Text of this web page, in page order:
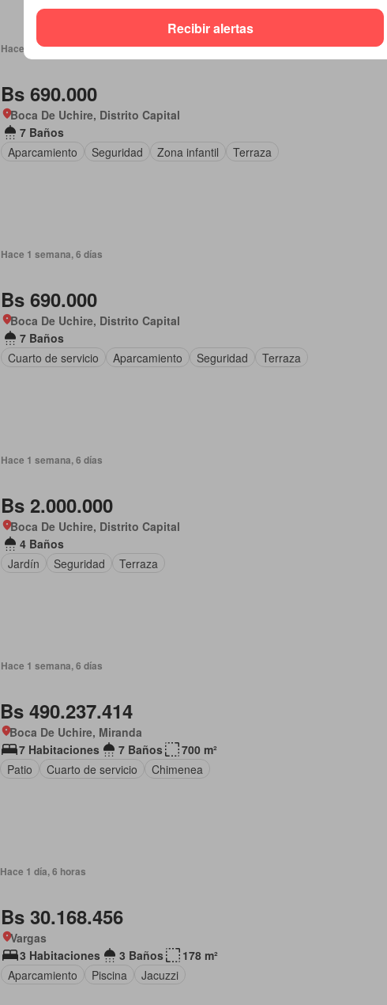
Hace 1 semana, 5 días
Bs 690.000
Boca De Uchire, Distrito Capital
7 Baños
Aparcamiento
Seguridad Zona infantil Terraza
Hace 1 semana, 6 días
Bs 690.000
Boca De Uchire, Distrito Capital
7 Baños
Cuarto de servicio
Aparcamiento Seguridad Terraza
Hace 1 semana, 6 días
Bs 2.000.000
Boca De Uchire, Distrito Capital
4 Baños
Jardín
Seguridad Terraza
Hace 1 semana, 6 días
Bs 490.237.414
Boca De Uchire, Miranda
7 Habitaciones
7 Baños
700 m²
Patio
Cuarto de servicio Chimenea
Hace 1 día, 6 horas
Bs 30.168.456
Vargas
3 Habitaciones
3 Baños
178 m²
Aparcamiento
Piscina Jacuzzi
Recibir alertas